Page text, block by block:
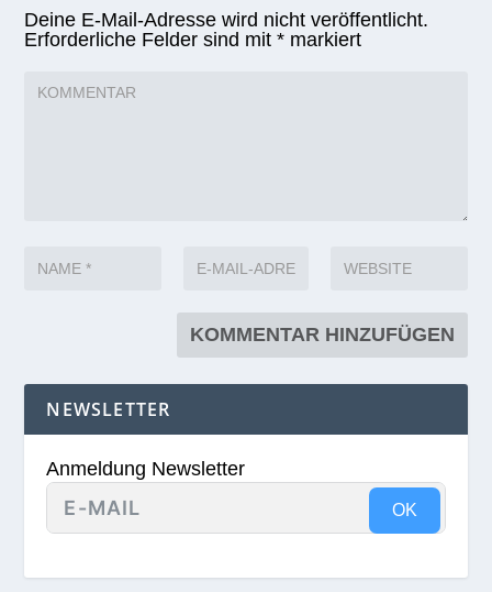
Deine E-Mail-Adresse wird nicht veröffentlicht.
Erforderliche Felder sind mit* markiert
NEWSLETTER
Anmeldung Newsletter
OK